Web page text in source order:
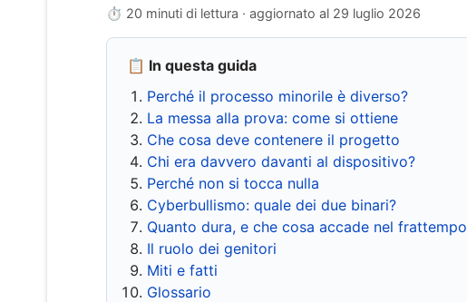
⏱ 20 minuti di lettura · aggiornato al 29 luglio 2026
📋 In questa guida
Perché il processo minorile è diverso?
La messa alla prova: come si ottiene
Che cosa deve contenere il progetto
Chi era davvero davanti al dispositivo?
Perché non si tocca nulla
Cyberbullismo: quale dei due binari?
Quanto dura, e che cosa accade nel frattempo
Il ruolo dei genitori
Miti e fatti
Glossario